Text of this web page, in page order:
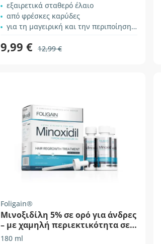
εξαιρετικά σταθερό έλαιο
από φρέσκες καρύδες
για τη μαγειρική και την περιποίηση του δέρματος
9,99 € 12,99 €
Foligain®
Μινοξιδίλη 5% σε ορό για άνδρες
– με χαμηλή περιεκτικότητα σε
αλκοόλη
180 ml